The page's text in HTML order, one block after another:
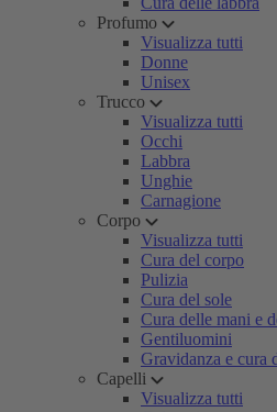
Profumo
Visualizza tutti
Donne
Unisex
Trucco
Visualizza tutti
Occhi
Labbra
Unghie
Carnagione
Corpo
Visualizza tutti
Cura del corpo
Pulizia
Cura del sole
Cura delle mani e
Gentiluomini
Gravidanza e cura
Capelli
Visualizza tutti